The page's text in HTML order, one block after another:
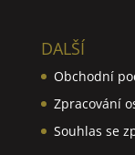
DALŠÍ
Obchodní
Zpracování
Souhlas se